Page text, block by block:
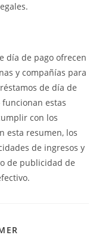
día de pago ofrecen
y compañías para
de día de
funcionan estas
con los
esta resumen, los
de ingresos y
de publicidad de